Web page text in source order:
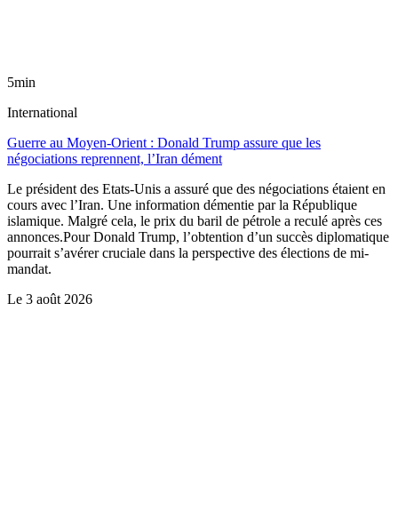
5min
International
Guerre au Moyen-Orient : Donald Trump assure que les
négociations reprennent, l’Iran dément
Le président des Etats-Unis a assuré que des négociations étaient en
cours avec l’Iran. Une information démentie par la République
islamique. Malgré cela, le prix du baril de pétrole a reculé après ces
annonces.Pour Donald Trump, l’obtention d’un succès diplomatique
pourrait s’avérer cruciale dans la perspective des élections de mi-
mandat.
Le 3 août 2026